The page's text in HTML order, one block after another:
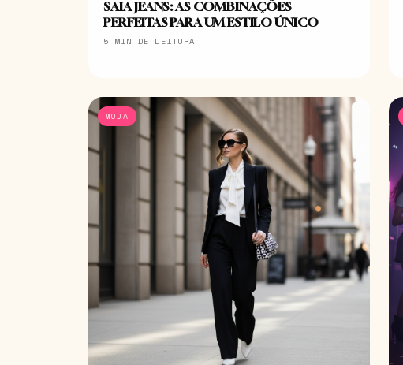
SAIA JEANS: AS COMBINAÇÕES
PERFEITAS PARA UM ESTILO ÚNICO
5 MIN DE LEITURA
MODA